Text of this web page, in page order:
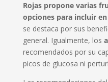
Rojas propone varias
opciones para incluir
se destaca por sus
general. Igualmente, los
recomendados por su
picos de glucosa ni